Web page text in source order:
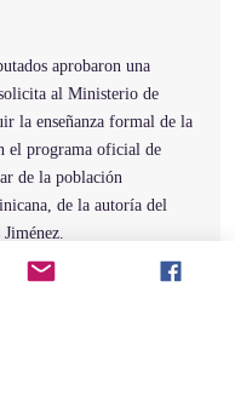
aprobaron una
al Ministerio de
la enseñanza formal de la
el programa oficial de
de la población
de la autoría del